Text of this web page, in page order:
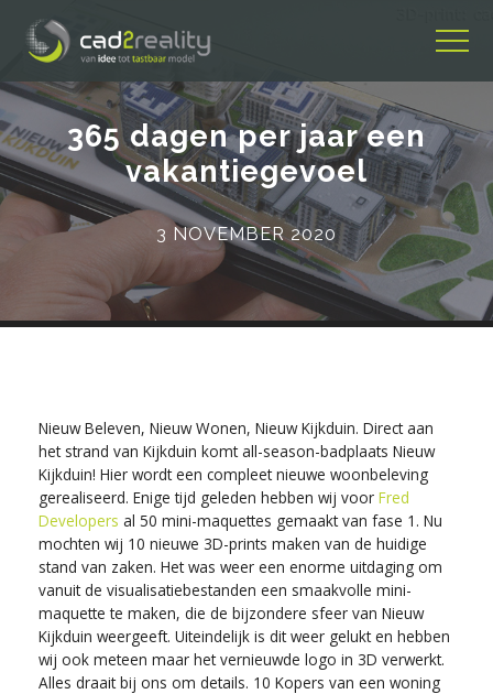
365 dagen per jaar een
vakantiegevoel
3 NOVEMBER 2020
Nieuw Beleven, Nieuw Wonen, Nieuw Kijkduin. Direct aan
het strand van Kijkduin komt all-season-badplaats Nieuw
Kijkduin! Hier wordt een compleet nieuwe woonbeleving
gerealiseerd. Enige tijd geleden hebben wij voor Fred
Developers al 50 mini-maquettes gemaakt van fase 1. Nu
mochten wij 10 nieuwe 3D-prints maken van de huidige
stand van zaken. Het was weer een enorme uitdaging om
vanuit de visualisatiebestanden een smaakvolle mini-
maquette te maken, die de bijzondere sfeer van Nieuw
Kijkduin weergeeft. Uiteindelijk is dit weer gelukt en hebben
wij ook meteen maar het vernieuwde logo in 3D verwerkt.
Alles draait bij ons om details. 10 Kopers van een woning